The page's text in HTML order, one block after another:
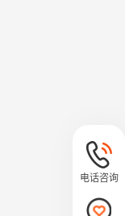
电话咨询